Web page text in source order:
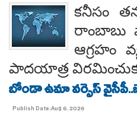
కనీసం
రాంబాబు
ఆగ్రహం
పాదయాత్ర
బోండా ఉమా వర్సెస్
Publish Date:Aug 6, 2026